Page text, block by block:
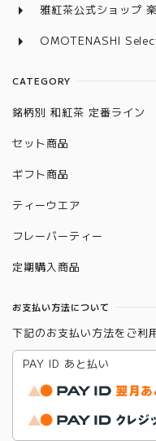
雅紅茶公式ショップ
OMOTENASHI
CATEGORY
銘柄別 和紅茶 定番ライン
セット商品
ギフト商品
ティーウエア
フレーバーティー
定期購入商品
お支払い方法について
下記のお支払い方法をご利
PAY ID あと払い